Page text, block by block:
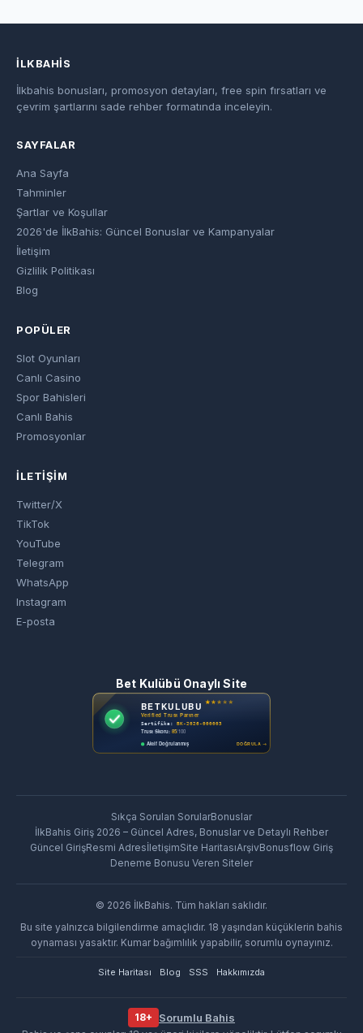
İLKBAHIS
İlkbahis bonusları, promosyon detayları, free spin fırsatları ve
çevrim şartlarını sade rehber formatında inceleyin.
SAYFALAR
Ana Sayfa
Tahminler
Şartlar ve Koşullar
2026'de İlkBahis: Güncel Bonuslar ve Kampanyalar
İletişim
Gizlilik Politikası
Blog
POPÜLER
Slot Oyunları
Canlı Casino
Spor Bahisleri
Canlı Bahis
Promosyonlar
İLETIŞIM
Twitter/X
TikTok
YouTube
Telegram
WhatsApp
Instagram
E-posta
Bet Kulübü Onaylı Site
Sıkça Sorulan SorularBonuslar
İlkBahis Giriş 2026 – Güncel Adres, Bonuslar ve Detaylı Rehber
Güncel GirişResmi AdresİletişimSite HaritasıArşivBonusflow Giriş
Deneme Bonusu Veren Siteler
© 2026 İlkBahis. Tüm hakları saklıdır.
Bu site yalnızca bilgilendirme amaçlıdır. 18 yaşından küçüklerin bahis
oynaması yasaktır. Kumar bağımlılık yapabilir, sorumlu oynayınız.
Site Haritası Blog SSS Hakkımızda
18+ Sorumlu Bahis